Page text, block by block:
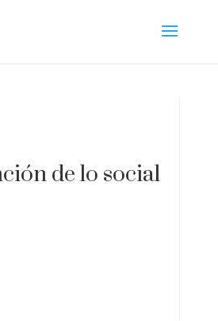
de lo social